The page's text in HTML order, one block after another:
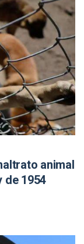
animal
de 1954